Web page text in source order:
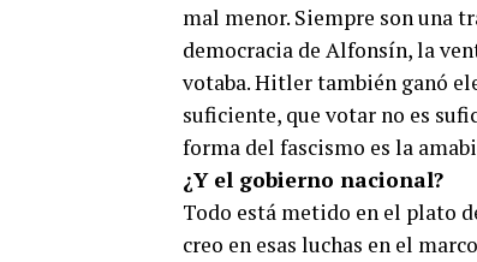
mal menor. Siempre son una
democracia de Alfonsín, la
votaba. Hitler también ganó
suficiente, que votar no es
forma del fascismo es la
¿Y el gobierno nacional?
Todo está metido en el plato
creo en esas luchas en el